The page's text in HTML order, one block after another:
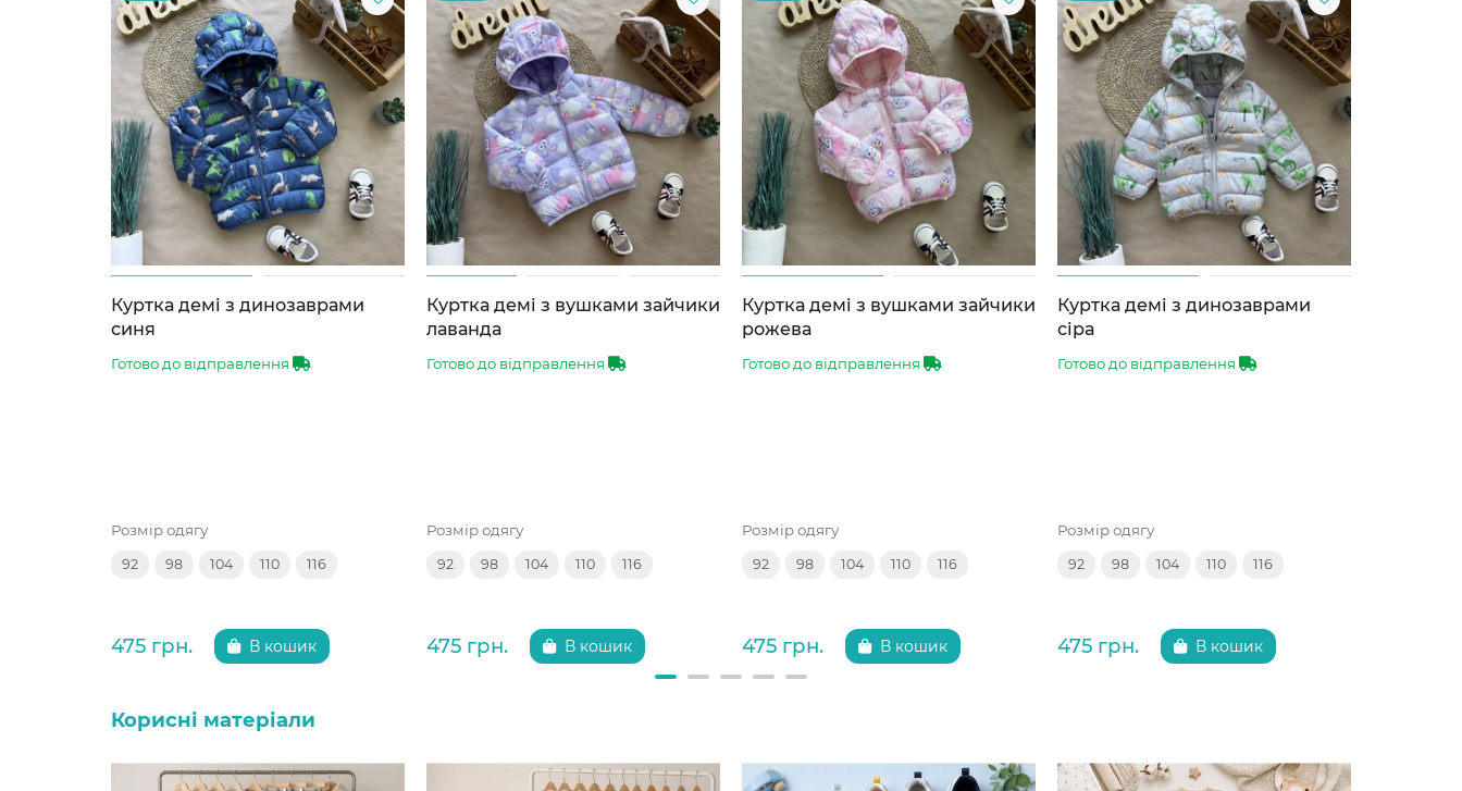
Куртка демі з динозаврами
синя
Готово до відправлення
Розмір одягу
92 98 104 110 116
475 грн. В кошик
Куртка демі з вушками зайчики
лаванда
Готово до відправлення
Розмір одягу
92 98 104 110 116
475 грн. В кошик
Куртка демі з вушками зайчики
рожева
Готово до відправлення
Розмір одягу
92 98 104 110 116
475 грн. В кошик
Куртка демі з динозаврами
сіра
Готово до відправлення
Розмір одягу
92 98 104 110 116
475 грн. В кошик
Корисні матеріали